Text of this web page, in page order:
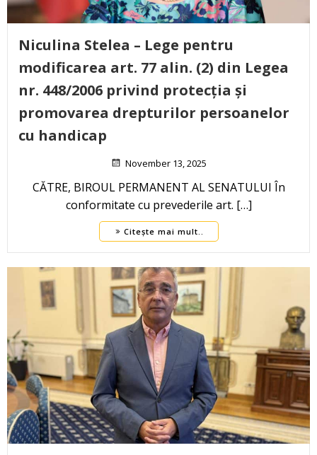
Niculina Stelea – Lege pentru
modificarea art. 77 alin. (2) din Legea
nr. 448/2006 privind protecția și
promovarea drepturilor persoanelor
cu handicap
November 13, 2025
CĂTRE, BIROUL PERMANENT AL SENATULUI În
conformitate cu prevederile art. […]
Citește mai mult..